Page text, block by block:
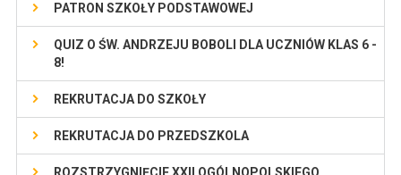
PATRON SZKOŁY PODSTAWOWEJ
QUIZ O ŚW. ANDRZEJU BOBOLI DLA UCZNIÓW KLAS 6 -
8!
REKRUTACJA DO SZKOŁY
REKRUTACJA DO PRZEDSZKOLA